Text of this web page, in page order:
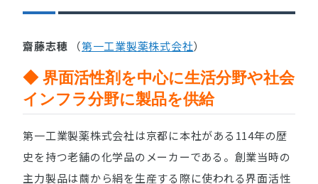
齋藤志穂 （第一工業製薬株式会社）
◆ 界面活性剤を中心に生活分野や社会
インフラ分野に製品を供給
第一工業製薬株式会社は京都に本社がある114年の歴
史を持つ老舗の化学品のメーカーである。創業当時の
主力製品は繭から絹を生産する際に使われる界面活性